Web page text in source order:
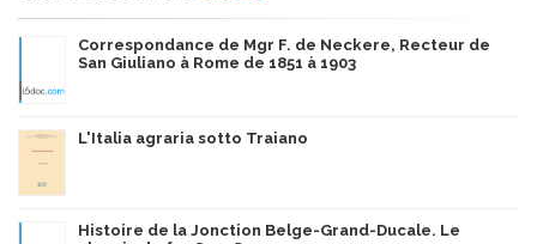
Correspondance de Mgr F. de Neckere, Recteur de
San Giuliano à Rome de 1851 à 1903
L'Italia agraria sotto Traiano
Histoire de la Jonction Belge-Grand-Ducale. Le